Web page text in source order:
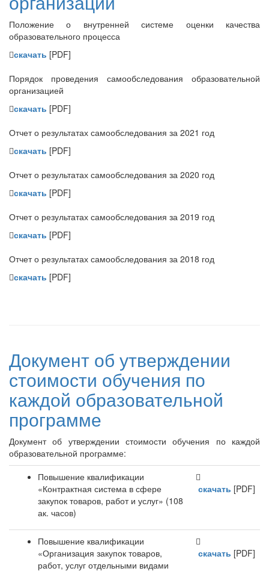
Положение о внутренней системе оценки качества
образовательного процесса
скачать [PDF]
Порядок проведения самообследования образовательной
организацией
скачать [PDF]
Отчет о результатах самообследования за 2021 год
скачать [PDF]
Отчет о результатах самообследования за 2020 год
скачать [PDF]
Отчет о результатах самообследования за 2019 год
скачать [PDF]
Отчет о результатах самообследования за 2018 год
скачать [PDF]
Документ об утверждении
стоимости обучения по
каждой образовательной
программе
Документ об утверждении стоимости обучения по каждой
образовательной программе:
Повышение квалификации
«Контрактная система в сфере
закупок товаров, работ и услуг» (108
ак. часов)
скачать [PDF]
Повышение квалификации
«Организация закупок товаров,
работ, услуг отдельными видами
скачать [PDF]